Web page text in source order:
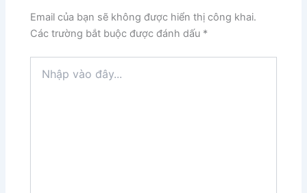
Email của bạn sẽ không được hiển thị công khai.
Các trường bắt buộc được đánh dấu *
vào